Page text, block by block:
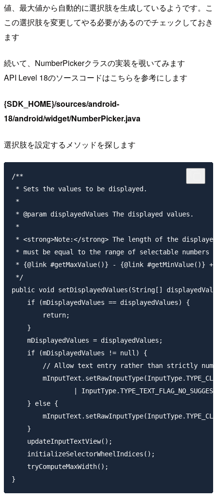
値、最大値から自動的に選択肢を生成しているようです。こ
この選択肢を変更してやる必要があるのでチェックしておき
ます
続いて、NumberPickerクラスの実装を覗いてみます
API Level 18のソースコードはこちらを参考にします
{SDK_HOME}/sources/android-
18/android/widget/NumberPicker.java
選択肢を設定するメソッドを探します
/**
* Sets the values to be displayed.
*
* @param displayedValues The displayed values.
*
* <strong>Note:</strong> The length of the
* must be equal to the range of selectable numbers
* {@link #getMaxValue()} - {@link #getMinValue()} +
*/
public void setDisplayedValues(String[]
    if (mDisplayedValues == displayedValues) {
        return;
    }
    mDisplayedValues = displayedValues;
    if (mDisplayedValues != null) {
// Allow text entry rather than strictly
|
    } else {
    }
    updateInputTextView();
    initializeSelectorWheelIndices();
    tryComputeMaxWidth();